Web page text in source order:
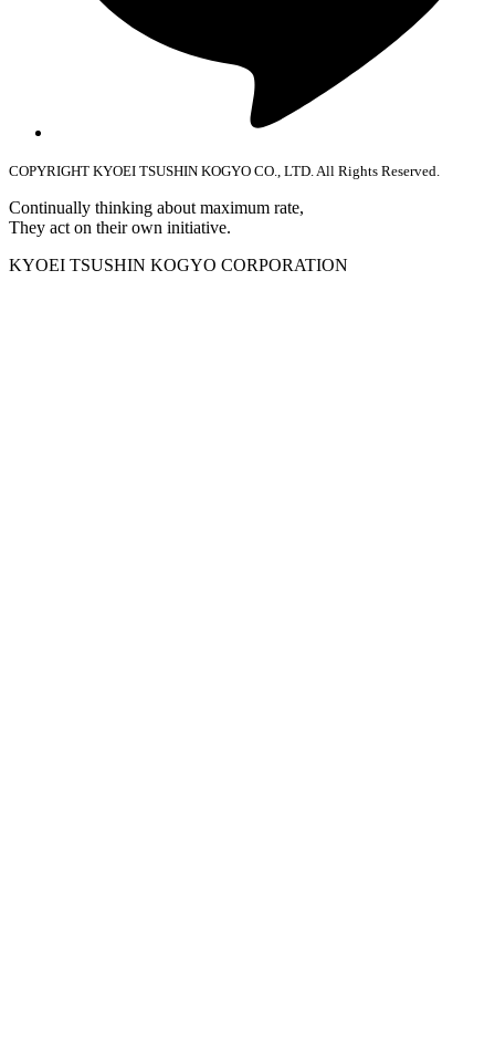
COPYRIGHT KYOEI TSUSHIN KOGYO CO., LTD. All Rights Reserved.
Continually thinking about maximum rate,
They act on their own initiative.
KYOEI TSUSHIN KOGYO CORPORATION